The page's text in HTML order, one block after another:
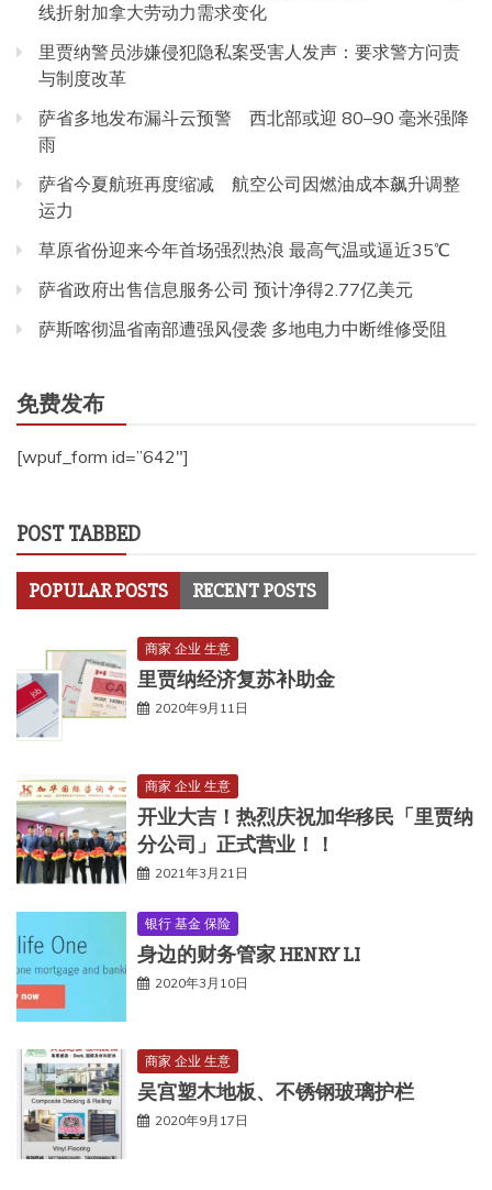
线折射加拿大劳动力需求变化
里贾纳警员涉嫌侵犯隐私案受害人发声：要求警方问责
与制度改革
萨省多地发布漏斗云预警 西北部或迎 80–90 毫米强降
雨
萨省今夏航班再度缩减 航空公司因燃油成本飙升调整
运力
草原省份迎来今年首场强烈热浪 最高气温或逼近35℃
萨省政府出售信息服务公司 预计净得2.77亿美元
萨斯喀彻温省南部遭强风侵袭 多地电力中断维修受阻
免费发布
[wpuf_form id=”642″]
POST TABBED
POPULAR POSTS RECENT POSTS
商家 企业 生意
里贾纳经济复苏补助金
2020年9月11日
商家 企业 生意
开业大吉！热烈庆祝加华移民「里贾纳
分公司」正式营业！！
2021年3月21日
银行 基金 保险
身边的财务管家 HENRY LI
2020年3月10日
商家 企业 生意
吴宫塑木地板、不锈钢玻璃护栏
2020年9月17日